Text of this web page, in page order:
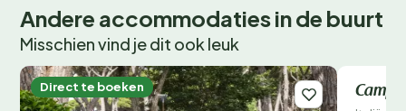
Andere accommodaties in de buurt
Misschien vind je dit ook leuk
Direct te boeken Direct